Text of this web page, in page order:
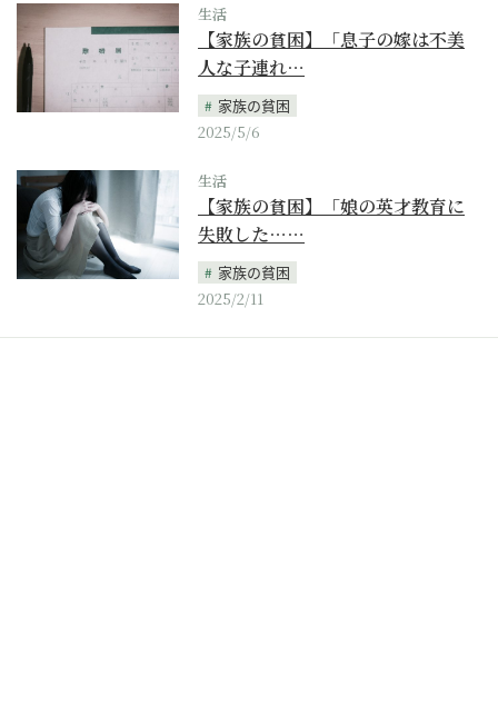
生活
【家族の貧困】「息子の嫁は不美
人な子連れ…
家族の貧困
2025/5/6
生活
【家族の貧困】「娘の英才教育に
失敗した……
家族の貧困
2025/2/11